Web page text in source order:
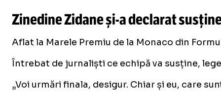
Zinedine Zidaneși-adeclarat
Aflat la Marele Premiu de la Monaco din
Întrebat de jurnaliști ce echipă va susține,
„Voi urmări finala, desigur. Chiar și eu, care